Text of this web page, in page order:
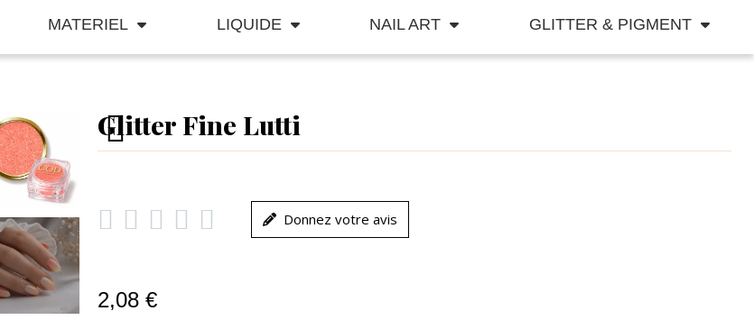
MATERIEL LIQUIDE NAIL ART GLITTER & PIGMENT
Glitter Fine Lutti
     Donnez votre avis
2,08 €